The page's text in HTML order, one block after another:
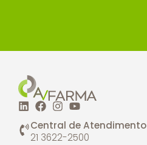
Central de Atendimento
21 3622-2500